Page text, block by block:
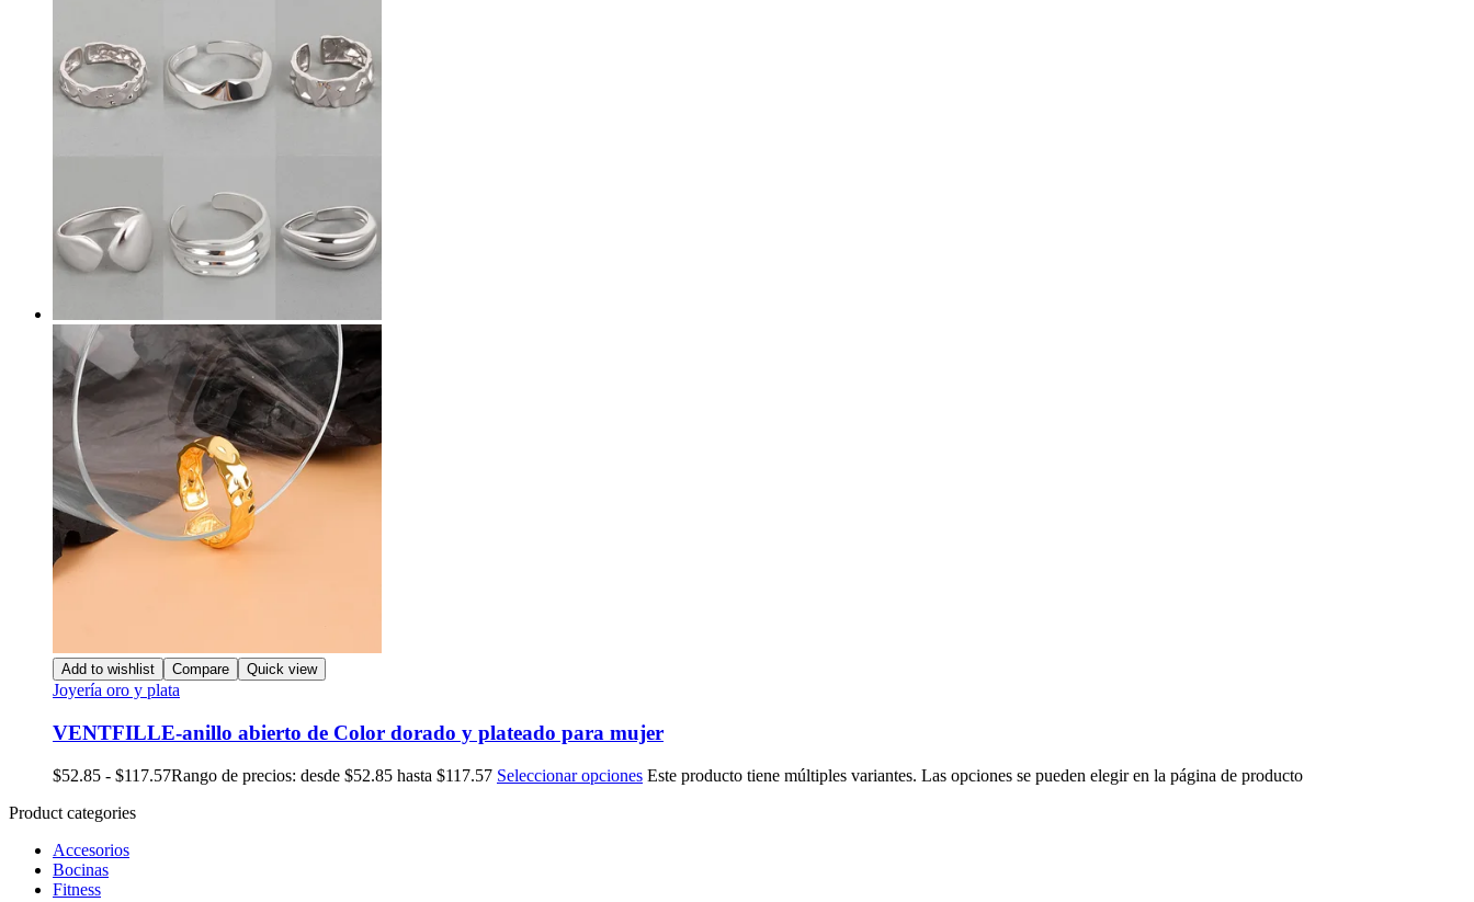
Add to wishlist Compare Quick view
Joyería oro y plata
VENTFILLE-anillo abierto de Color dorado y plateado para mujer
$52.85 - $117.57Rango de precios: desde $52.85 hasta $117.57 Seleccionar opciones Este producto tiene múltiples variantes. Las opciones se pueden elegir en la página de producto
Product categories
Accesorios
Bocinas
Fitness